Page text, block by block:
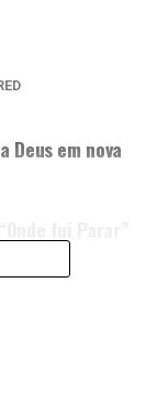
Deus em nova